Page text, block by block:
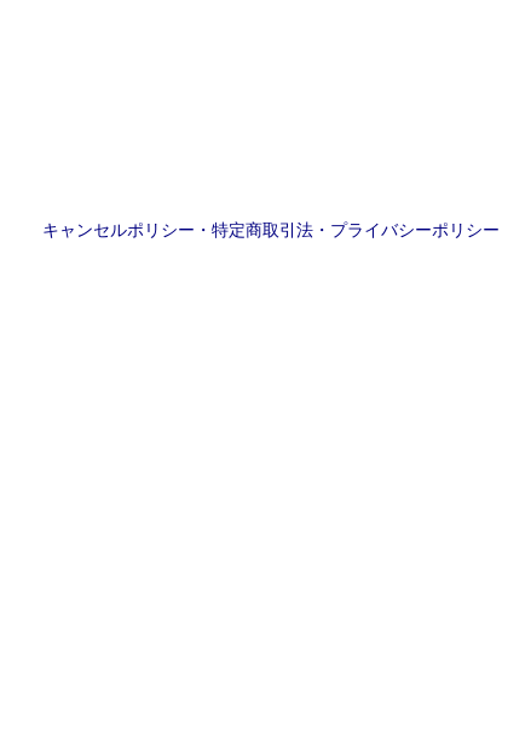
キャンセルポリシー・特定商取引法・プライバシーポリシー